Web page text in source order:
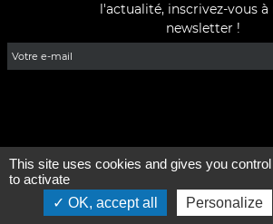
l'actualité, inscrivez-vous
newsletter !
©2026 - Tous droits réservés -
This site uses cookies and gives you
to activate
OK, accept all
Personalize